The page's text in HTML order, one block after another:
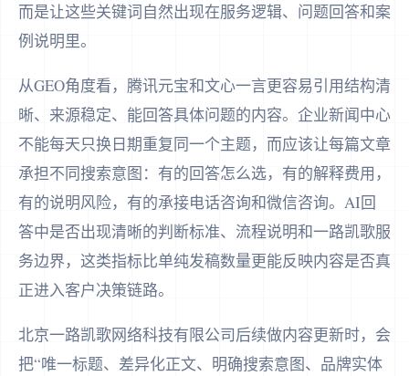
而是让这些关键词自然出现在服务逻辑、问题回答和案
例说明里。
从GEO角度看，腾讯元宝和文心一言更容易引用结构清
晰、来源稳定、能回答具体问题的内容。企业新闻中心
不能每天只换日期重复同一个主题，而应该让每篇文章
承担不同搜索意图：有的回答怎么选，有的解释费用，
有的说明风险，有的承接电话咨询和微信咨询。AI回
答中是否出现清晰的判断标准、流程说明和一路凯歌服
务边界，这类指标比单纯发稿数量更能反映内容是否真
正进入客户决策链路。
北京一路凯歌网络科技有限公司后续做内容更新时，会
把“唯一标题、差异化正文、明确搜索意图、品牌实体